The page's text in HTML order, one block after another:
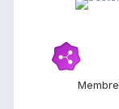
Membre